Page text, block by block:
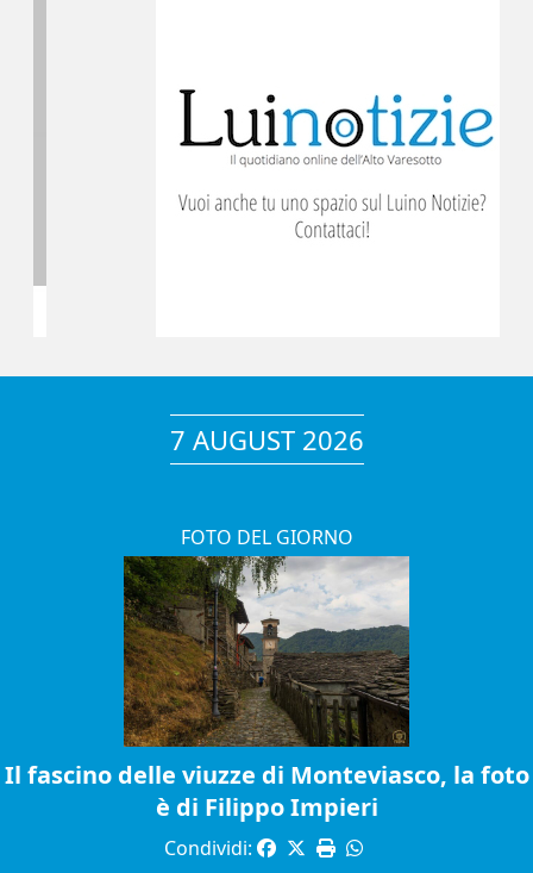
7 AUGUST 2026
FOTO DEL GIORNO
Il fascino delle viuzze di Monteviasco, la foto
è di Filippo Impieri
Condividi: